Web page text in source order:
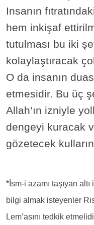
Insanın
hem inkişaf
tutulması bu iki
kolaylaştıracak
O da insanın
etmesidir. Bu üç
Allah’ın izniyle
dengeyi kuracak
gözetecek
*İsm-i azamı taşıyan
bilgi almak isteyenler
Lem’asını tedkik